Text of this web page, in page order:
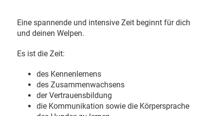
Eine spannende und intensive Zeit beginnt für dich
und deinen Welpen.
Es ist die Zeit:
des Kennenlernens
des Zusammenwachsens
der Vertrauensbildung
die Kommunikation sowie die Körpersprache